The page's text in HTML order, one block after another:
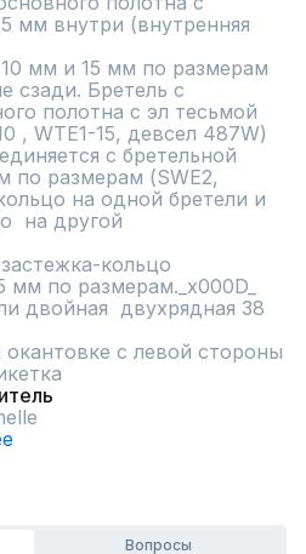
мм внутри (внутренняя
мм и 15 мм по размерам
сзади. Бретель с
полотна с эл тесьмой
, WTE1-15, девсел 487W)
с бретельной
по размерам (SWE2,
на одной бретели и
на другой
кольцо
мм по размерам._x000D_
двойная  двухрядная 38
с левой стороны
Вопросы